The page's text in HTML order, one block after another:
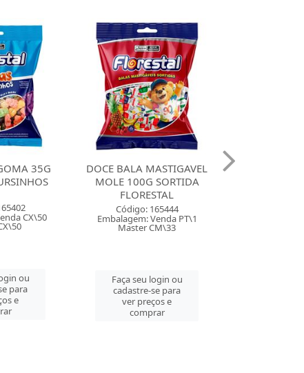
MASTIGAVEL
100G SORTIDA
165444
Venda PT\1
Master CM\33
seu login ou
se para
ver preços e
DOCE BALA MASTIGAVEL
ZOLLE 100G FRAMBOESA
FLORESTAL
Código: 165443
Embalagem: Venda PT\1
Master CM\33
Faça seu login ou
cadastre-se para
ver preços e